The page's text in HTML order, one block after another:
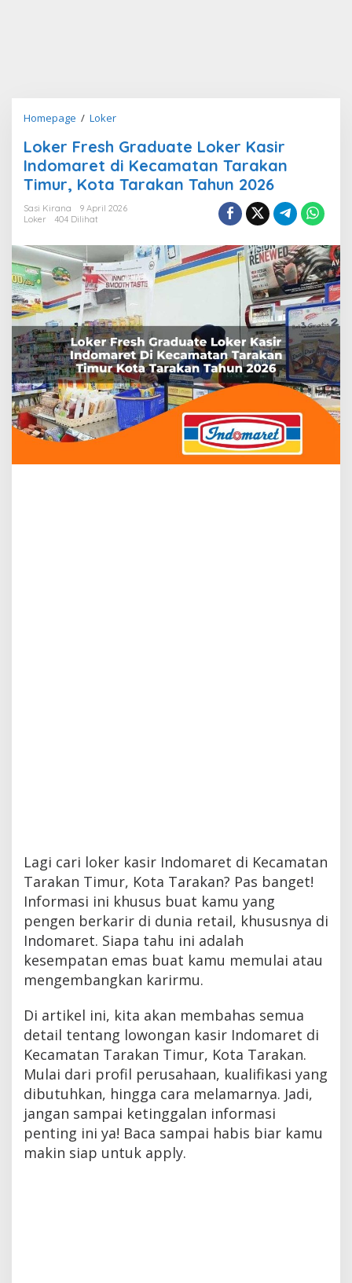
Homepage / LokerLoker
Graduate
Loker
Kasir
di
Tarakan
Timur,
Kota
Tarakan
Tahun
2026
Loker Fresh Graduate Loker Kasir
Indomaret di Kecamatan Tarakan
Timur, Kota Tarakan Tahun 2026
Sasi Kirana
9 April 2026
Loker
404 Dilihat
Lagi cari loker kasir Indomaret di Kecamatan
Tarakan Timur, Kota Tarakan? Pas banget!
Informasi ini khusus buat kamu yang
pengen berkarir di dunia retail, khususnya di
Indomaret. Siapa tahu ini adalah
kesempatan emas buat kamu memulai atau
mengembangkan karirmu.
Di artikel ini, kita akan membahas semua
detail tentang lowongan kasir Indomaret di
Kecamatan Tarakan Timur, Kota Tarakan.
Mulai dari profil perusahaan, kualifikasi yang
dibutuhkan, hingga cara melamarnya. Jadi,
jangan sampai ketinggalan informasi
penting ini ya! Baca sampai habis biar kamu
makin siap untuk apply.